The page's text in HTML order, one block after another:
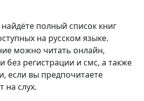
полный список книг
на русском языке.
можно читать онлайн,
без регистрации и смс, а также
если вы предпочитаете
на слух.